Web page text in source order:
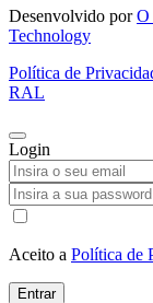
Desenvolvido porO
Technology
Política de
RAL
Login
Aceito a Política de
Entrar